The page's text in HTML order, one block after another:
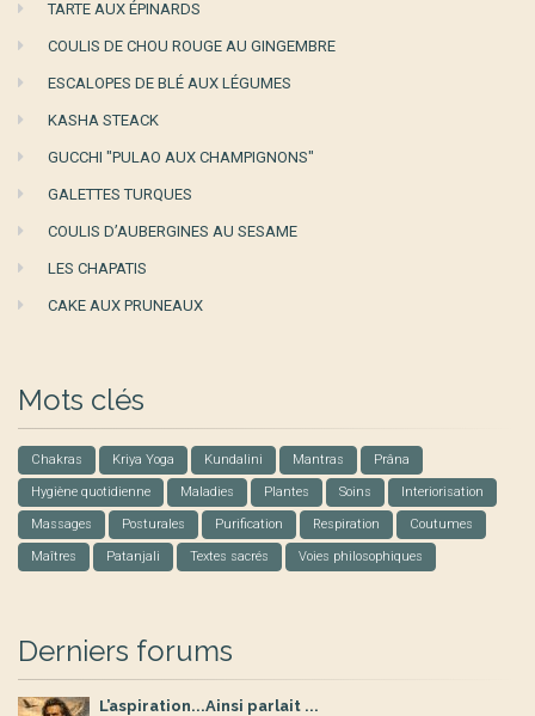
TARTE AUX ÉPINARDS
COULIS DE CHOU ROUGE AU GINGEMBRE
ESCALOPES DE BLÉ AUX LÉGUMES
KASHA STEACK
GUCCHI "PULAO AUX CHAMPIGNONS"
GALETTES TURQUES
COULIS D’AUBERGINES AU SESAME
LES CHAPATIS
CAKE AUX PRUNEAUX
Mots clés
Chakras Kriya Yoga Kundalini Mantras Prâna
Hygiène quotidienne Maladies Plantes Soins Interiorisation
Massages Posturales Purification Respiration Coutumes
Maîtres Patanjali Textes sacrés Voies philosophiques
Derniers forums
L’aspiration...Ainsi parlait ...